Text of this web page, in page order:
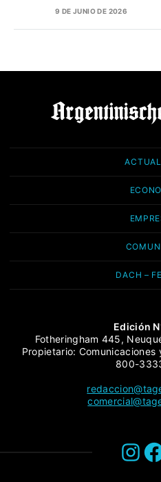
9 DE JUNIO DE 2026
DACH –
Edición
Fotheringham 445,
Propietario:
800-